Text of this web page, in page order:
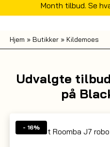
Month tilbud. Se
Hjem » Butikker » Kildemoes
Udvalgte
på
- 16%